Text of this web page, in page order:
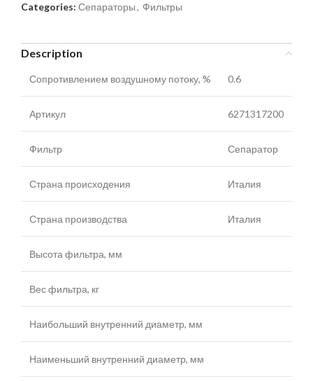
Categories: Сепараторы, Фильтры
Description
Сопротивлением воздушному потоку, % 0.6
Артикул 6271317200
Фильтр Сепаратор
Страна происходения Италия
Страна производства Италия
Высота фильтра, мм
Вес фильтра, кг
Наибольший внутренний диаметр, мм
Наименьший внутренний диаметр, мм